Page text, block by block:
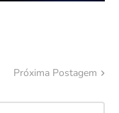
Próxima Postagem